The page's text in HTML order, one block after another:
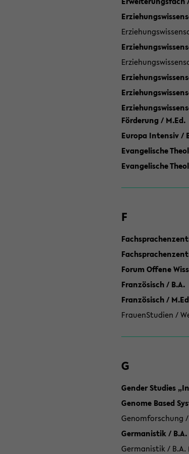
Förderung / M.Ed.
Europa Intensiv /
Evangelische
Evangelische
F
Forum Offene
Französisch / B.A.
Französisch /
FrauenStudien /
G
Gender Studies
Genome Based
Genomforschung
Germanistik / B.A.
Germanistik / B.A.